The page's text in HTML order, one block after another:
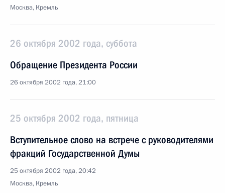
Москва, Кремль
26 октября 2002 года, суббота
Обращение Президента России
26 октября 2002 года, 21:00
25 октября 2002 года, пятница
Вступительное слово на встрече с руководителями
фракций Государственной Думы
25 октября 2002 года, 20:42
Москва, Кремль